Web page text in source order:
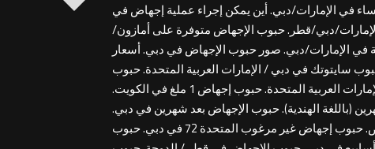
في الإمارات/دبي. أين يمكن إجراء عملية إجهاض في
دبي/أبوظبي. أفضل عيادة إجهاض في الإمارات/دبي/قطر. حبوب الإجهاض متوفرة على أمازون/
الإمارات/دبي. صور حبوب الإجهاض في دبي. أسعار
في دبي. حبوب الإجهاض في قطر. الآثار الجانبية لحبوب الإجهاض. حبوب الإجهاض في أبوظبي.+ 971521786258 حبوب سايتوتك في دبي / الإمارات العربية المتحدة. حبوب
سايتوتك في أبوظبي. حبوب سايتوتك في عجمان. حبوب سايتوتك في الكويت. حبوب سايتوتك في قطر / الدوحة. حبوب الإجهاض في الإمارات العربية المتحدة. حبوب إجهاض 1 ملغ في الكويت.
/ دبي. حبوب إجهاض بعد شهرين (باللغة الهندية). حبوب الإجهاض بعد شهرين في دبي.
حبوب الإجهاض حتى 3 أشهر في دبي. 486 حبة إجهاض. مجموعة مايفيجيست في دبي / الإمارات العربية المتحدة. 500 حبة إجهاض. حبوب إجهاض غير مرغوب المتحدة 72 في دبي. حبوب